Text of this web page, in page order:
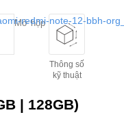
Mở hộp
Thông số
kỹ thuật
| 128GB)